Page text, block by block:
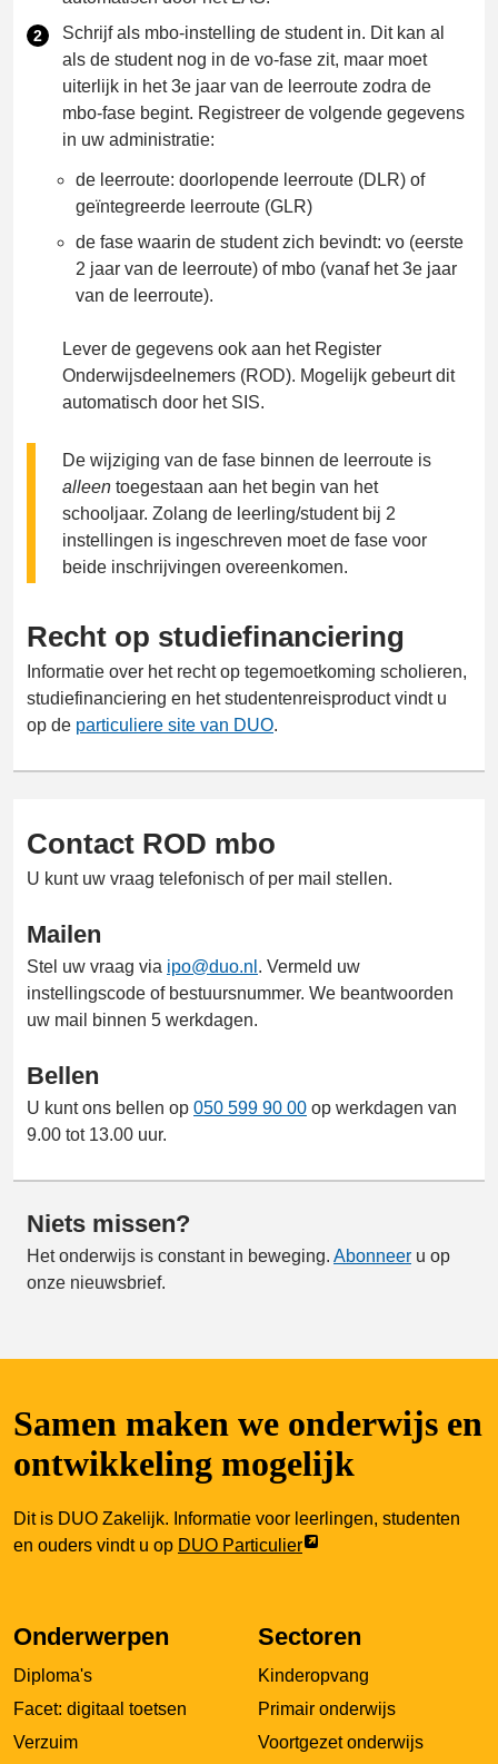
Schrijf als mbo-instelling de student in. Dit kan al
als de student nog in de vo-fase zit, maar moet
uiterlijk in het 3e jaar van de leerroute zodra de
mbo-fase begint. Registreer de volgende gegevens
in uw administratie:
de leerroute: doorlopende leerroute (DLR) of
geïntegreerde leerroute (GLR)
de fase waarin de student zich bevindt: vo (eerste
2 jaar van de leerroute) of mbo (vanaf het 3e jaar
van de leerroute).
Lever de gegevens ook aan het Register
Onderwijsdeelnemers (ROD). Mogelijk gebeurt dit
automatisch door het SIS.
De wijziging van de fase binnen de leerroute is
alleen toegestaan aan het begin van het
schooljaar. Zolang de leerling/student bij 2
instellingen is ingeschreven moet de fase voor
beide inschrijvingen overeenkomen.
Recht op studiefinanciering
Informatie over het recht op tegemoetkoming scholieren,
studiefinanciering en het studentenreisproduct vindt u
op de particuliere site van DUO.
Contact ROD mbo
U kunt uw vraag telefonisch of per mail stellen.
Mailen
Stel uw vraag via ipo@duo.nl . Vermeld uw
instellingscode of bestuursnummer. We beantwoorden
uw mail binnen 5 werkdagen.
Bellen
U kunt ons bellen op 050 599 90 00 op werkdagen van
9.00 tot 13.00 uur.
Niets missen?
Het onderwijs is constant in beweging. Abonneer u op
onze nieuwsbrief.
Samen maken we onderwijs en
ontwikkeling mogelijk
Dit is DUO Zakelijk. Informatie voor leerlingen, studenten
en ouders vindt u op DUO Particulier
Link
nieuw
Onderwerpen
Diploma's
Facet: digitaal toetsen
Verzuim
Sectoren
Kinderopvang
Primair onderwijs
Voortgezet onderwijs